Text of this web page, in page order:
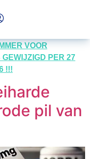
VOOR
PER 27
!!!
pil van